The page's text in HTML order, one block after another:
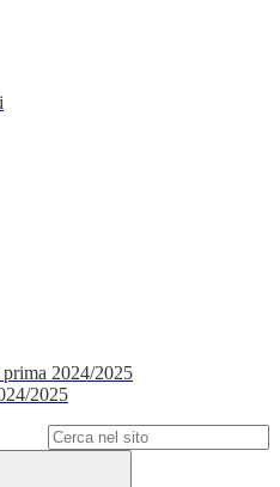
2024/2025
2025